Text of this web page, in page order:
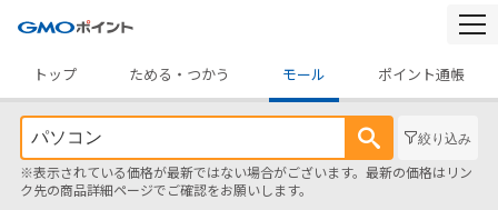
トップ
ためる・つかう モール ポイント通帳
絞り込み
※表示されている価格が最新ではない場合がございます。最新の価格はリン
ク先の商品詳細ページでご確認をお願いします。